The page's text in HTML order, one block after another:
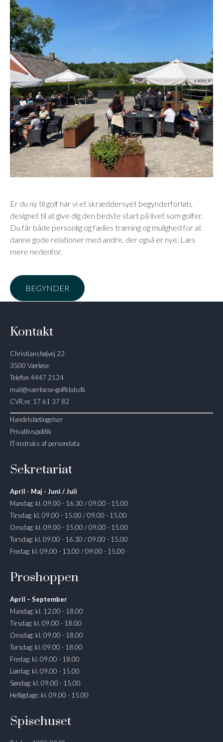
Er du ny til golf har vi et skræddersyet begynderforløb,
designet til at give dig den bedste start på livet som golfer.
Du får både personlig og fælles træning og mulighed for at
danne gode relationer med andre, der også er nye. Læs
mere nedenfor.
BEGYNDER
Kontakt
Christianshøjvej 22
3500 Værløse
Telefon 4447 2124
mail@vaerloese‑golfklub.dk
CVR.nr. 17 61 37 82
Handelsbetingelser
Privatlivspolitik
IT-instruks af persondata
Sekretariat
April - Maj - Juni / Juli
Mandag: kl. 09.00 - 16.30 / 09.00 - 15.00
Tirsdag: kl. 09.00 - 15.00 / 09.00 - 15.00
Onsdag: kl. 09.00 - 15.00 / 09.00 - 15.00
Torsdag: kl. 09.00 - 16.30 / 09.00 - 15.00
Fredag: kl. 09.00 - 13.00 / 09.00 - 15.00
Proshoppen
April – September
Mandag: kl. 12.00 - 18.00
Tirsdag: kl. 09.00 - 18.00
Onsdag: kl. 09.00 - 18.00
Torsdag: kl. 09.00 - 18.00
Fredag: kl. 09.00 - 18.00
Lørdag: kl. 09.00 - 15.00
Søndag: kl. 09.00 - 15.00
Helligdage: kl. 09.00 - 15.00
Spisehuset